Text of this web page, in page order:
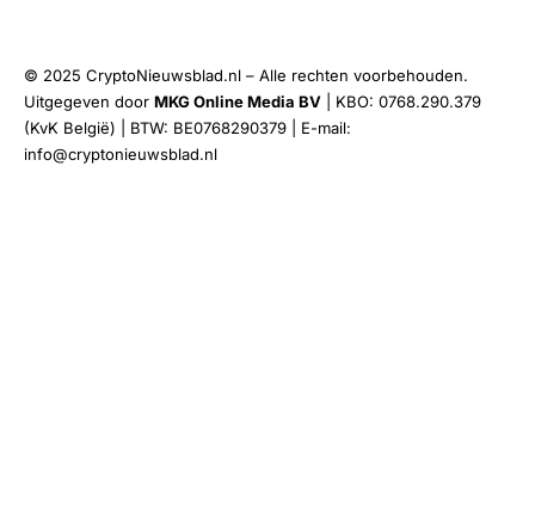
© 2025 CryptoNieuwsblad.nl – Alle rechten voorbehouden.
Uitgegeven door MKG Online Media BV | KBO: 0768.290.379
(KvK België) | BTW: BE0768290379 | E-mail:
info@cryptonieuwsblad.nl